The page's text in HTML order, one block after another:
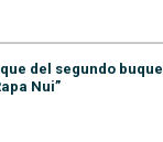
del segundo buque
Nui”